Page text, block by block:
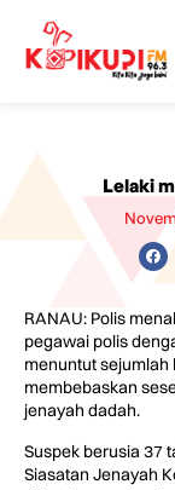
Lelaki
RANAU: Polis
pegawai polis
menuntut sejumlah
membebaskan
jenayah dadah.
Suspek berusia 37
Siasatan Jenayah